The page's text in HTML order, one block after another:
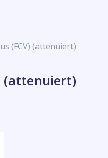
(FCV) (attenuiert)
(attenuiert)